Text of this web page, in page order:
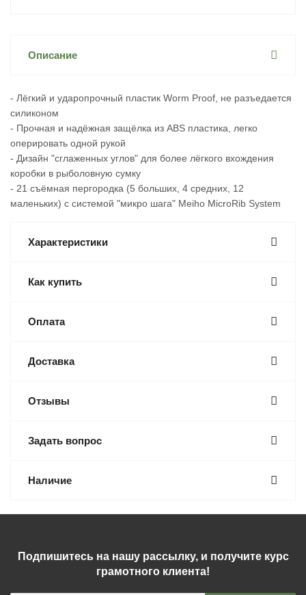
Описание
- Лёгкий и ударопрочный пластик Worm Proof, не разъедается
силиконом
- Прочная и надёжная защёлка из ABS пластика, легко
оперировать одной рукой
- Дизайн "сглаженных углов" для более лёгкого вхождения
коробки в рыболовную сумку
- 21 съёмная пергородка (5 больших, 4 средних, 12
маленьких) с системой "микро шага" Meiho MicroRib System
Характеристики
Как купить
Оплата
Доставка
Отзывы
Задать вопрос
Наличие
Подпишитесь на нашу рассылку, и получите курс
грамотного клиента!